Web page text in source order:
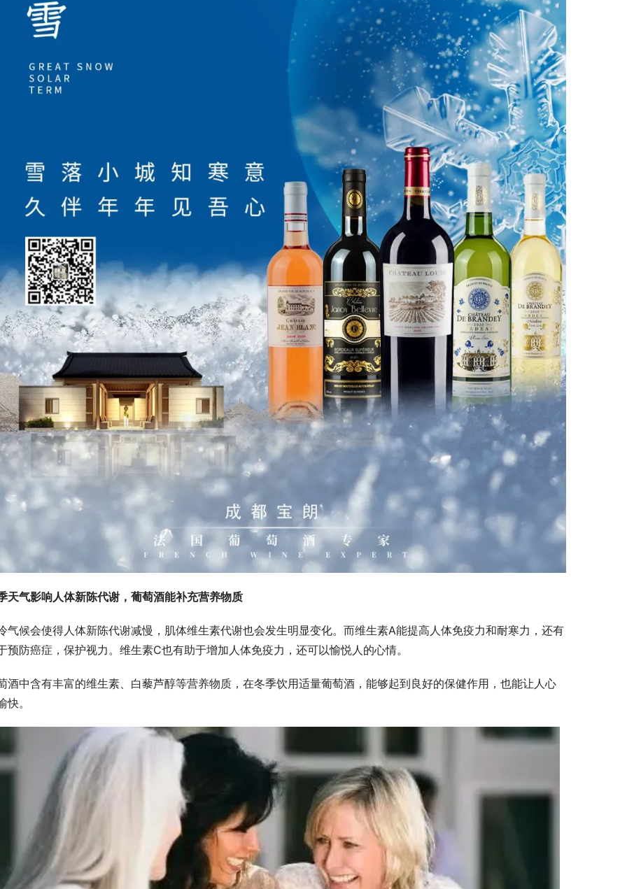
天气影响人体新陈代谢， 葡萄酒能补充营养物质
气候会使得人体新陈代谢减慢，肌体维生素代谢也会发生明显变化。而维生素A能提高人体免疫力和耐寒力，还有
预防癌症，保护视力。维生素C也有助于增加人体免疫力，还可以愉悦人的心情。
酒中含有丰富的维生素、白藜芦醇等营养物质，在冬季饮用适量葡萄酒，能够起到良好的保健作用，也能让人心
快。